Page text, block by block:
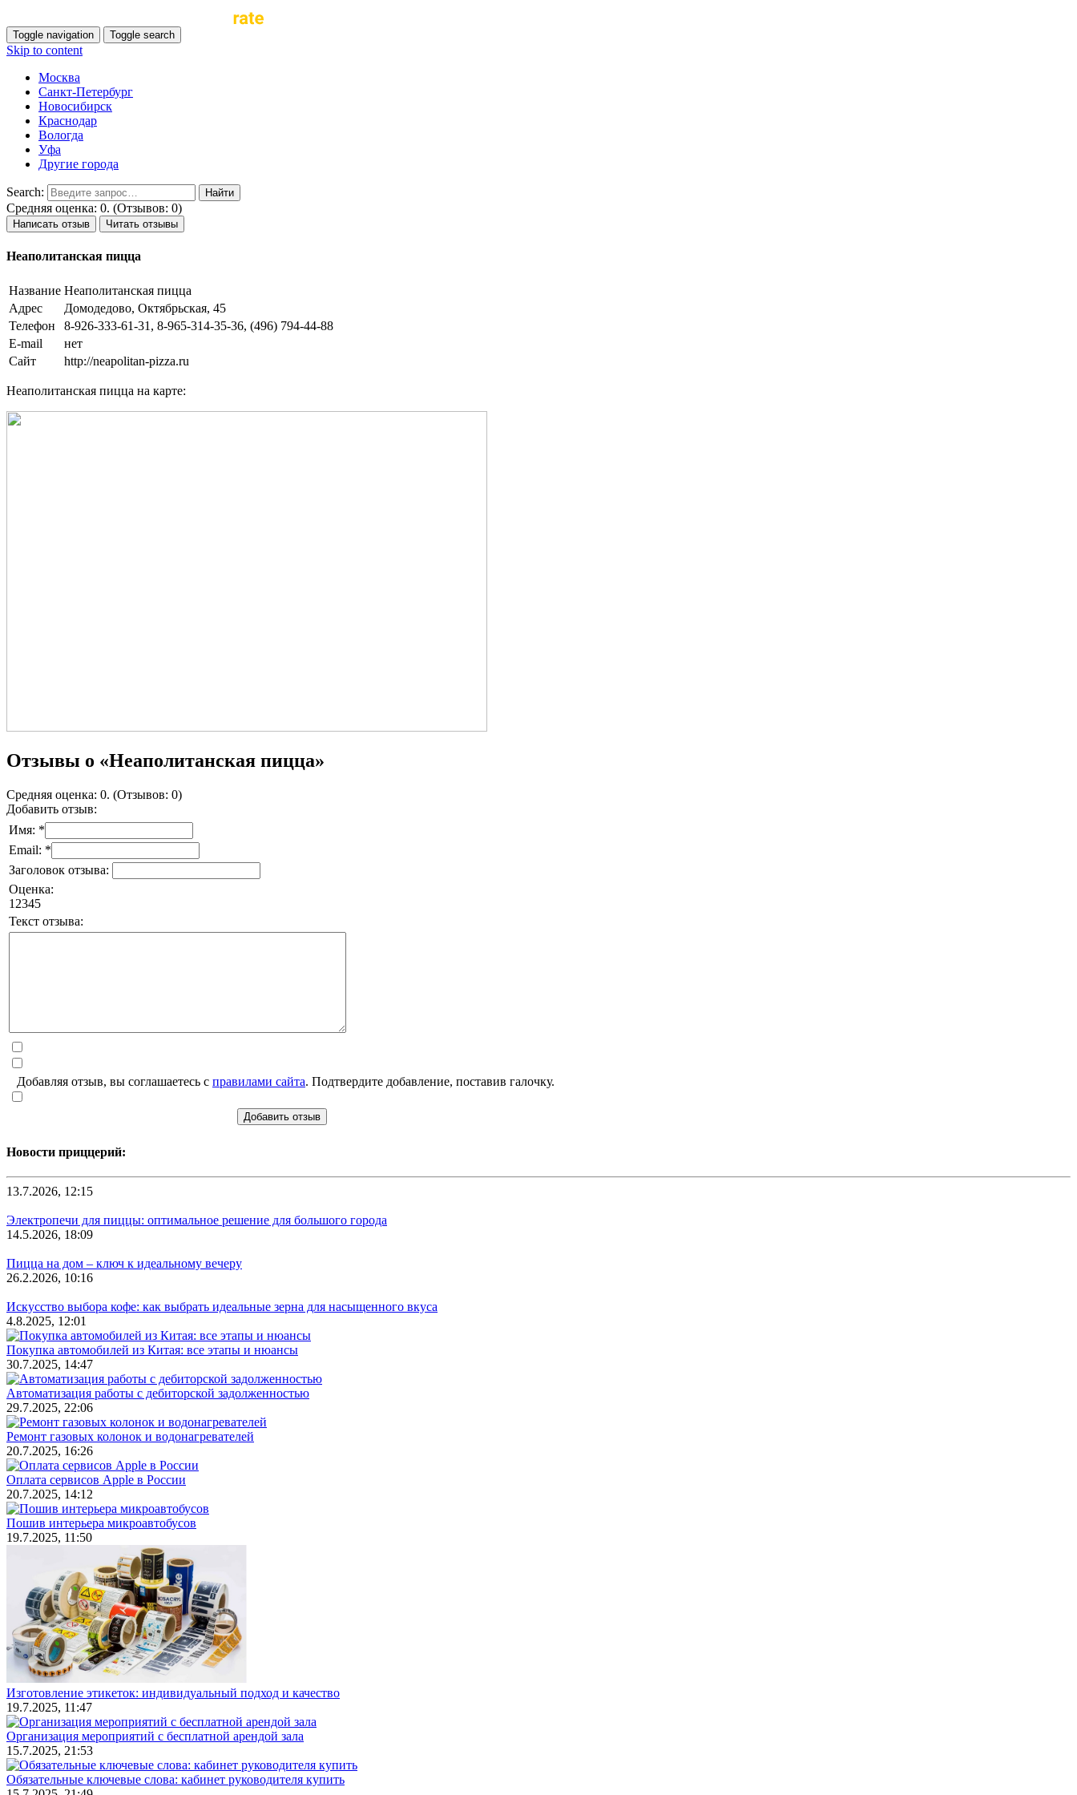
Toggle navigation Toggle search
Skip to content
Москва
Санкт-Петербург
Новосибирск
Краснодар
Вологда
Уфа
Другие города
Search:
Средняя оценка: 0. (Отзывов: 0)
Написать отзыв Читать отзывы
Неаполитанская пицца
Название Неаполитанская пицца
Адрес
Домодедово, Октябрьская, 45
Телефон
8-926-333-61-31, 8-965-314-35-36, (496) 794-44-88
E-mail
нет
Сайт
http://neapolitan-pizza.ru
Неаполитанская пицца на карте:
Отзывы о «Неаполитанская пицца»
Средняя оценка: 0. (Отзывов: 0)
Добавить отзыв:
Имя: *
Email: *
Заголовок отзыва:
Оценка:
1 2345
Текст отзыва:
Добавляя отзыв, вы соглашаетесь с правилами сайта. Подтвердите добавление, поставив галочку.
Добавить отзыв
Новости приццерий:
13.7.2026, 12:15
Электропечи для пиццы: оптимальное решение для большого города
14.5.2026, 18:09
Пицца на дом – ключ к идеальному вечеру
26.2.2026, 10:16
Искусство выбора кофе: как выбрать идеальные зерна для насыщенного вкуса
4.8.2025, 12:01
Покупка автомобилей из Китая: все этапы и нюансы
30.7.2025, 14:47
Автоматизация работы с дебиторской задолженностью
29.7.2025, 22:06
Ремонт газовых колонок и водонагревателей
20.7.2025, 16:26
Оплата сервисов Apple в России
20.7.2025, 14:12
Пошив интерьера микроавтобусов
19.7.2025, 11:50
Изготовление этикеток: индивидуальный подход и качество
19.7.2025, 11:47
Организация мероприятий с бесплатной арендой зала
15.7.2025, 21:53
Обязательные ключевые слова: кабинет руководителя купить